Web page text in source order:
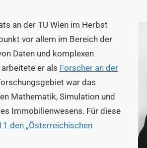
an der TU Wien im Herbst
vor allem im Bereich der
Daten und komplexen
er als Forscher an der
war das
Mathematik, Simulation und
Immobilienwesens. Für diese
den „Österreichischen